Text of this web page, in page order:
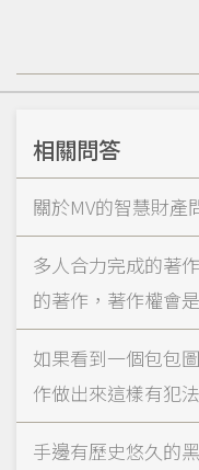
相關問答
關於MV的智慧財產
多人合力完成的著
的著作，著作權會
如果看到一個包包
作做出來這樣有犯
手邊有歷史悠久的